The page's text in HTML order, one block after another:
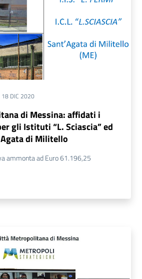
18 DIC 2020
di Messina: affidati i
gli Istituti “L. Sciascia” ed
di Militello
ammonta ad Euro 61.196,25